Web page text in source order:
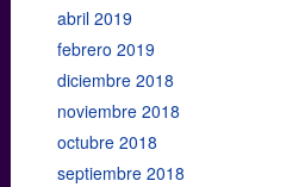
abril 2019
febrero 2019
diciembre 2018
noviembre 2018
octubre 2018
septiembre 2018